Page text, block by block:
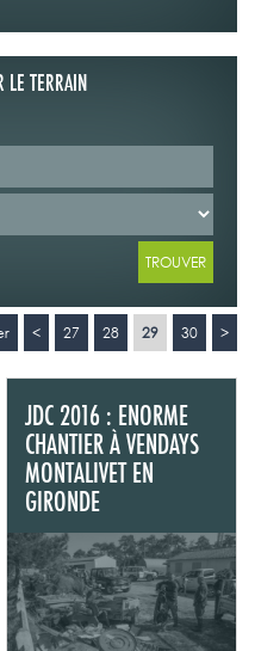
LE TERRAIN
< 27 28 29 30 >
JDC 2016 : ENORME
CHANTIER À VENDAYS
MONTALIVET EN
GIRONDE